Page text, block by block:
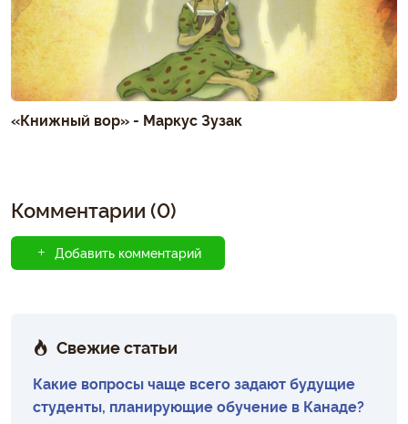
«Книжный вор» - Маркус Зузак
Комментарии (0)
Добавить комментарий
Свежие статьи
Какие вопросы чаще всего задают будущие
студенты, планирующие обучение в Канаде?